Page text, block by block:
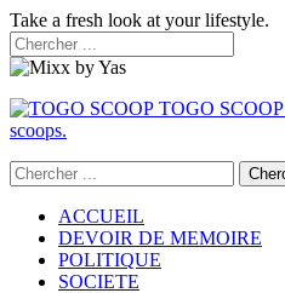
Take a fresh look at your lifestyle.
TOGO SCOOP
scoops.
ACCUEIL
DEVOIR DE MEMOIRE
POLITIQUE
SOCIETE